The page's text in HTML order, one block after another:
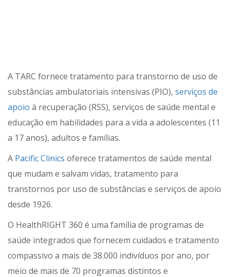
A TARC fornece tratamento para transtorno de uso de
substâncias ambulatoriais intensivas (PIO), serviços de
apoio à recuperação (RSS), serviços de saúde mental e
educação em habilidades para a vida a adolescentes (11
a 17 anos), adultos e famílias.
A Pacific Clinics oferece tratamentos de saúde mental
que mudam e salvam vidas, tratamento para
transtornos por uso de substâncias e serviços de apoio
desde 1926.
O HealthRIGHT 360 é uma família de programas de
saúde integrados que fornecem cuidados e tratamento
compassivo a mais de 38.000 indivíduos por ano, por
meio de mais de 70 programas distintos e